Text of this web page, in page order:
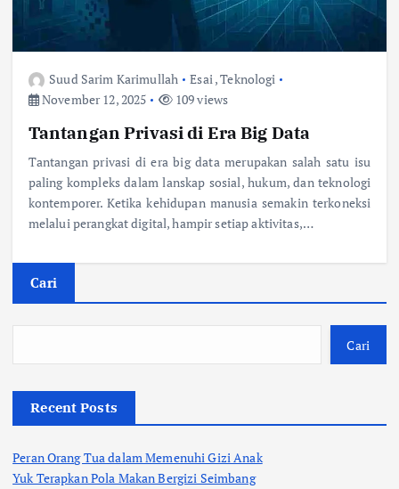
Suud Sarim Karimullah Esai,Teknologi
November 12, 2025
109 views
Tantangan Privasi di Era Big Data
Tantangan privasi di era big data merupakan salah satu isu
paling kompleks dalam lanskap sosial, hukum, dan teknologi
kontemporer. Ketika kehidupan manusia semakin terkoneksi
melalui perangkat digital, hampir setiap aktivitas,…
Cari
Cari
Recent Posts
Peran Orang Tua dalam Memenuhi Gizi Anak
Yuk Terapkan Pola Makan Bergizi Seimbang